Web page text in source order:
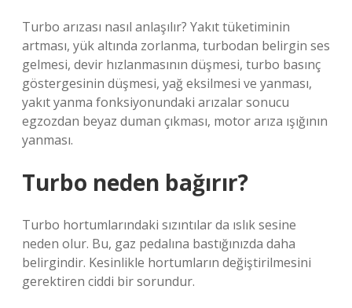
Turbo arızası nasıl anlaşılır? Yakıt tüketiminin
artması, yük altında zorlanma, turbodan belirgin ses
gelmesi, devir hızlanmasının düşmesi, turbo basınç
göstergesinin düşmesi, yağ eksilmesi ve yanması,
yakıt yanma fonksiyonundaki arızalar sonucu
egzozdan beyaz duman çıkması, motor arıza ışığının
yanması.
Turbo neden bağırır?
Turbo hortumlarındaki sızıntılar da ıslık sesine
neden olur. Bu, gaz pedalına bastığınızda daha
belirgindir. Kesinlikle hortumların değiştirilmesini
gerektiren ciddi bir sorundur.